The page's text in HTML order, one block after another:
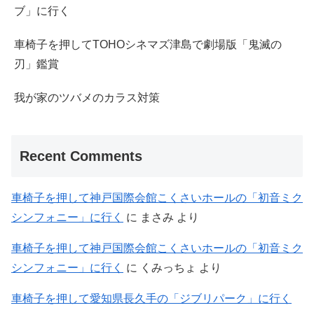
ブ」に行く
車椅子を押してTOHOシネマズ津島で劇場版「鬼滅の
刃」鑑賞
我が家のツバメのカラス対策
Recent Comments
車椅子を押して神戸国際会館こくさいホールの「初音ミク
シンフォニー」に行く
に まさみ より
車椅子を押して神戸国際会館こくさいホールの「初音ミク
シンフォニー」に行く
に くみっちょ より
車椅子を押して愛知県長久手の「ジブリパーク」に行く